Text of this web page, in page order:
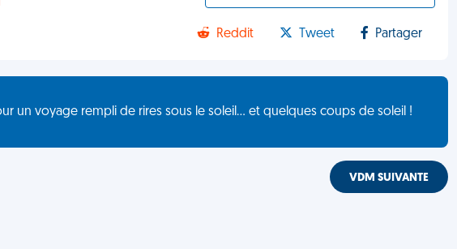
Reddit Tweet Partager
un voyage rempli de rires sous le soleil... et quelques coups de soleil !
VDM SUIVANTE